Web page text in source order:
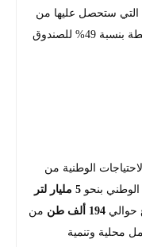
ستحصل عليها من
البنوك الجزائرية مع ملكية الشركة المختلطة بنسبة 49% للصندوق
الوطنية من
بنحو
5 مليار لتر
حوالي 194 ألف طن
من
محلية وتنمية